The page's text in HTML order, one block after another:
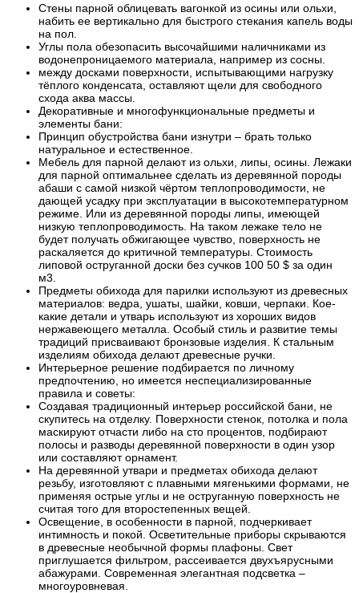
Стены парной облицевать вагонкой из осины или ольхи,
набить ее вертикально для быстрого стекания капель воды
на пол.
Углы пола обезопасить высочайшими наличниками из
водонепроницаемого материала, например из сосны.
между досками поверхности, испытывающими нагрузку
тёплого конденсата, оставляют щели для свободного
схода аква массы.
Декоративные и многофункциональные предметы и
элементы бани:
Принцип обустройства бани изнутри – брать только
натуральное и естественное.
Мебель для парной делают из ольхи, липы, осины. Лежаки
для парной оптимальнее сделать из деревянной породы
абаши с самой низкой чёртом теплопроводимости, не
дающей усадку при эксплуатации в высокотемпературном
режиме. Или из деревянной породы липы, имеющей
низкую теплопроводимость. На таком лежаке тело не
будет получать обжигающее чувство, поверхность не
раскаляется до критичной температуры. Стоимость
липовой оструганной доски без сучков 100 50 $ за один
м3.
Предметы обихода для парилки используют из древесных
материалов: ведра, ушаты, шайки, ковши, черпаки. Кое-
какие детали и утварь используют из хороших видов
нержавеющего металла. Особый стиль и развитие темы
традиций присваивают бронзовые изделия. К стальным
изделиям обихода делают древесные ручки.
Интерьерное решение подбирается по личному
предпочтению, но имеется неспециализированные
правила и советы:
Создавая традиционный интерьер российской бани, не
скупитесь на отделку. Поверхности стенок, потолка и пола
маскируют отчасти либо на сто процентов, подбирают
полосы и разводы деревянной поверхности в один узор
или составляют орнамент.
На деревянной утвари и предметах обихода делают
резьбу, изготовляют с плавными мягенькими формами, не
применяя острые углы и не оструганную поверхность не
считая того для второстепенных вещей.
Освещение, в особенности в парной, подчеркивает
интимность и покой. Осветительные приборы скрываются
в древесные необычной формы плафоны. Свет
приглушается фильтром, рассеивается двухъярусными
абажурами. Современная элегантная подсветка –
многоуровневая.